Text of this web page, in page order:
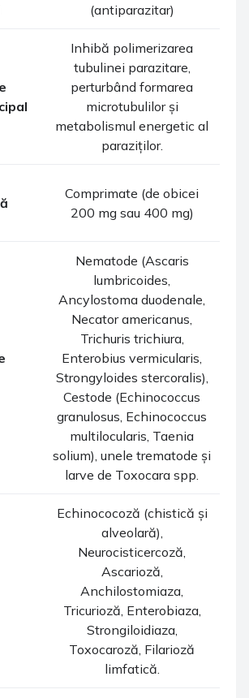
(antiparazitar)
Inhibă polimerizarea
tubulinei parazitare,
perturbând formarea
microtubulilor și
metabolismul energetic al
paraziților.
Comprimate (de obicei
200 mg sau 400 mg)
Nematode (Ascaris
lumbricoides,
Ancylostoma duodenale,
Necator americanus,
Trichuris trichiura,
Enterobius vermicularis,
Strongyloides stercoralis),
Cestode (Echinococcus
granulosus, Echinococcus
multilocularis, Taenia
solium), unele trematode și
larve de Toxocara spp.
Echinococoză (chistică și
alveolară),
Neurocisticercoză,
Ascarioză,
Anchilostomiaza,
Tricurioză, Enterobiaza,
Strongiloidiaza,
Toxocaroză, Filarioză
limfatică.